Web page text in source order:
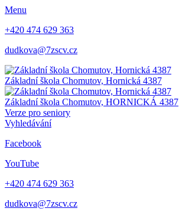
Menu
+420 474 629 363
dudkova@7zscv.cz
Základní škola Chomutov, Hornická 4387
Základní škola Chomutov, HORNICKÁ 4387
Verze pro seniory
Vyhledávání
Facebook
YouTube
+420 474 629 363
dudkova@7zscv.cz